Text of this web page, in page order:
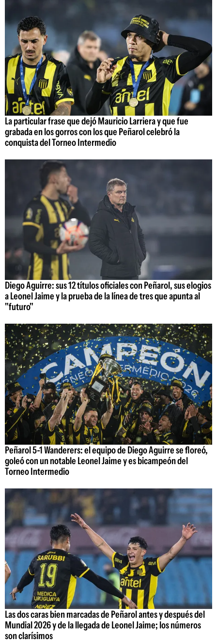
La particular frase que dejó Mauricio Larriera y que fue
grabada en los gorros con los que Peñarol celebró la
conquista del Torneo Intermedio
Diego Aguirre: sus 12 títulos oficiales con Peñarol, sus elogios
a Leonel Jaime y la prueba de la línea de tres que apunta al
"futuro"
Peñarol 5-1 Wanderers: el equipo de Diego Aguirre se floreó,
goleó con un notable Leonel Jaime y es bicampeón del
Torneo Intermedio
Las dos caras bien marcadas de Peñarol antes y después del
Mundial 2026 y de la llegada de Leonel Jaime; los números
son clarísimos